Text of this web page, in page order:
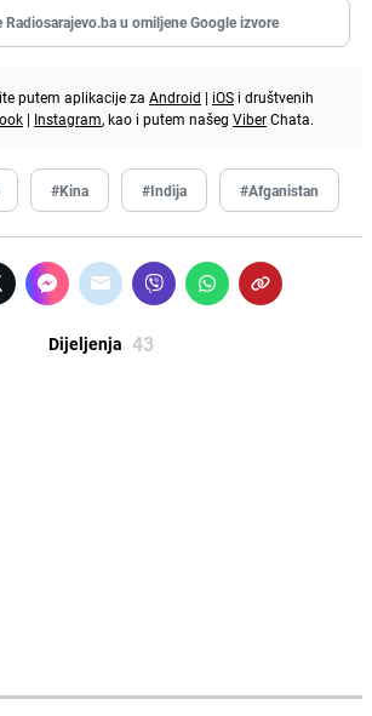
Radiosarajevo.ba u omiljene Google izvore
putem aplikacije za Android | iOS i društvenih
| Instagram, kao i putem našeg ViberChata.
#Kina #Indija #Afganistan
Dijeljenja 43